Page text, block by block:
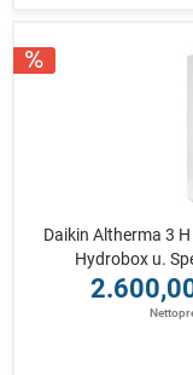
Daikin Altherma 3 H
Hydrobox u.